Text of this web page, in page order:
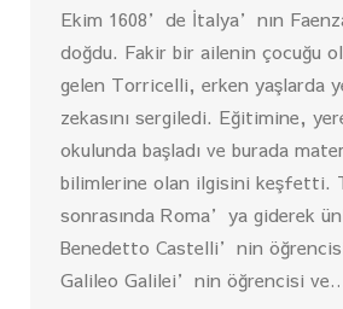
Ekim 1608’de İtalya’nın
doğdu. Fakir bir ailenin çocuğu
gelen Torricelli, erken yaşlarda
zekasını sergiledi. Eğitimine,
okulunda başladı ve burada
bilimlerine olan ilgisini keşfetti.
sonrasında Roma’ya giderek
Benedetto Castelli’nin
Galileo Galilei’nin öğrencisi